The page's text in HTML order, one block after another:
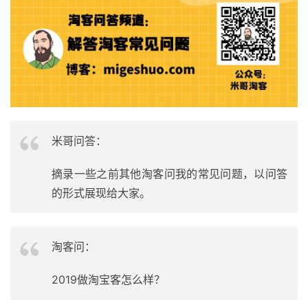
米哥问答：
摘录一些之前其他淘客问我的常见问题，以问答
的形式展现给大家。
淘客问：
2019做淘宝客怎么样？